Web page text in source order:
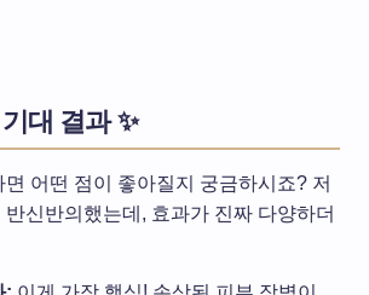
대 결과 ✨
어떤 점이 좋아질지 궁금하시죠? 저
반신반의했는데, 효과가 진짜 다양하더